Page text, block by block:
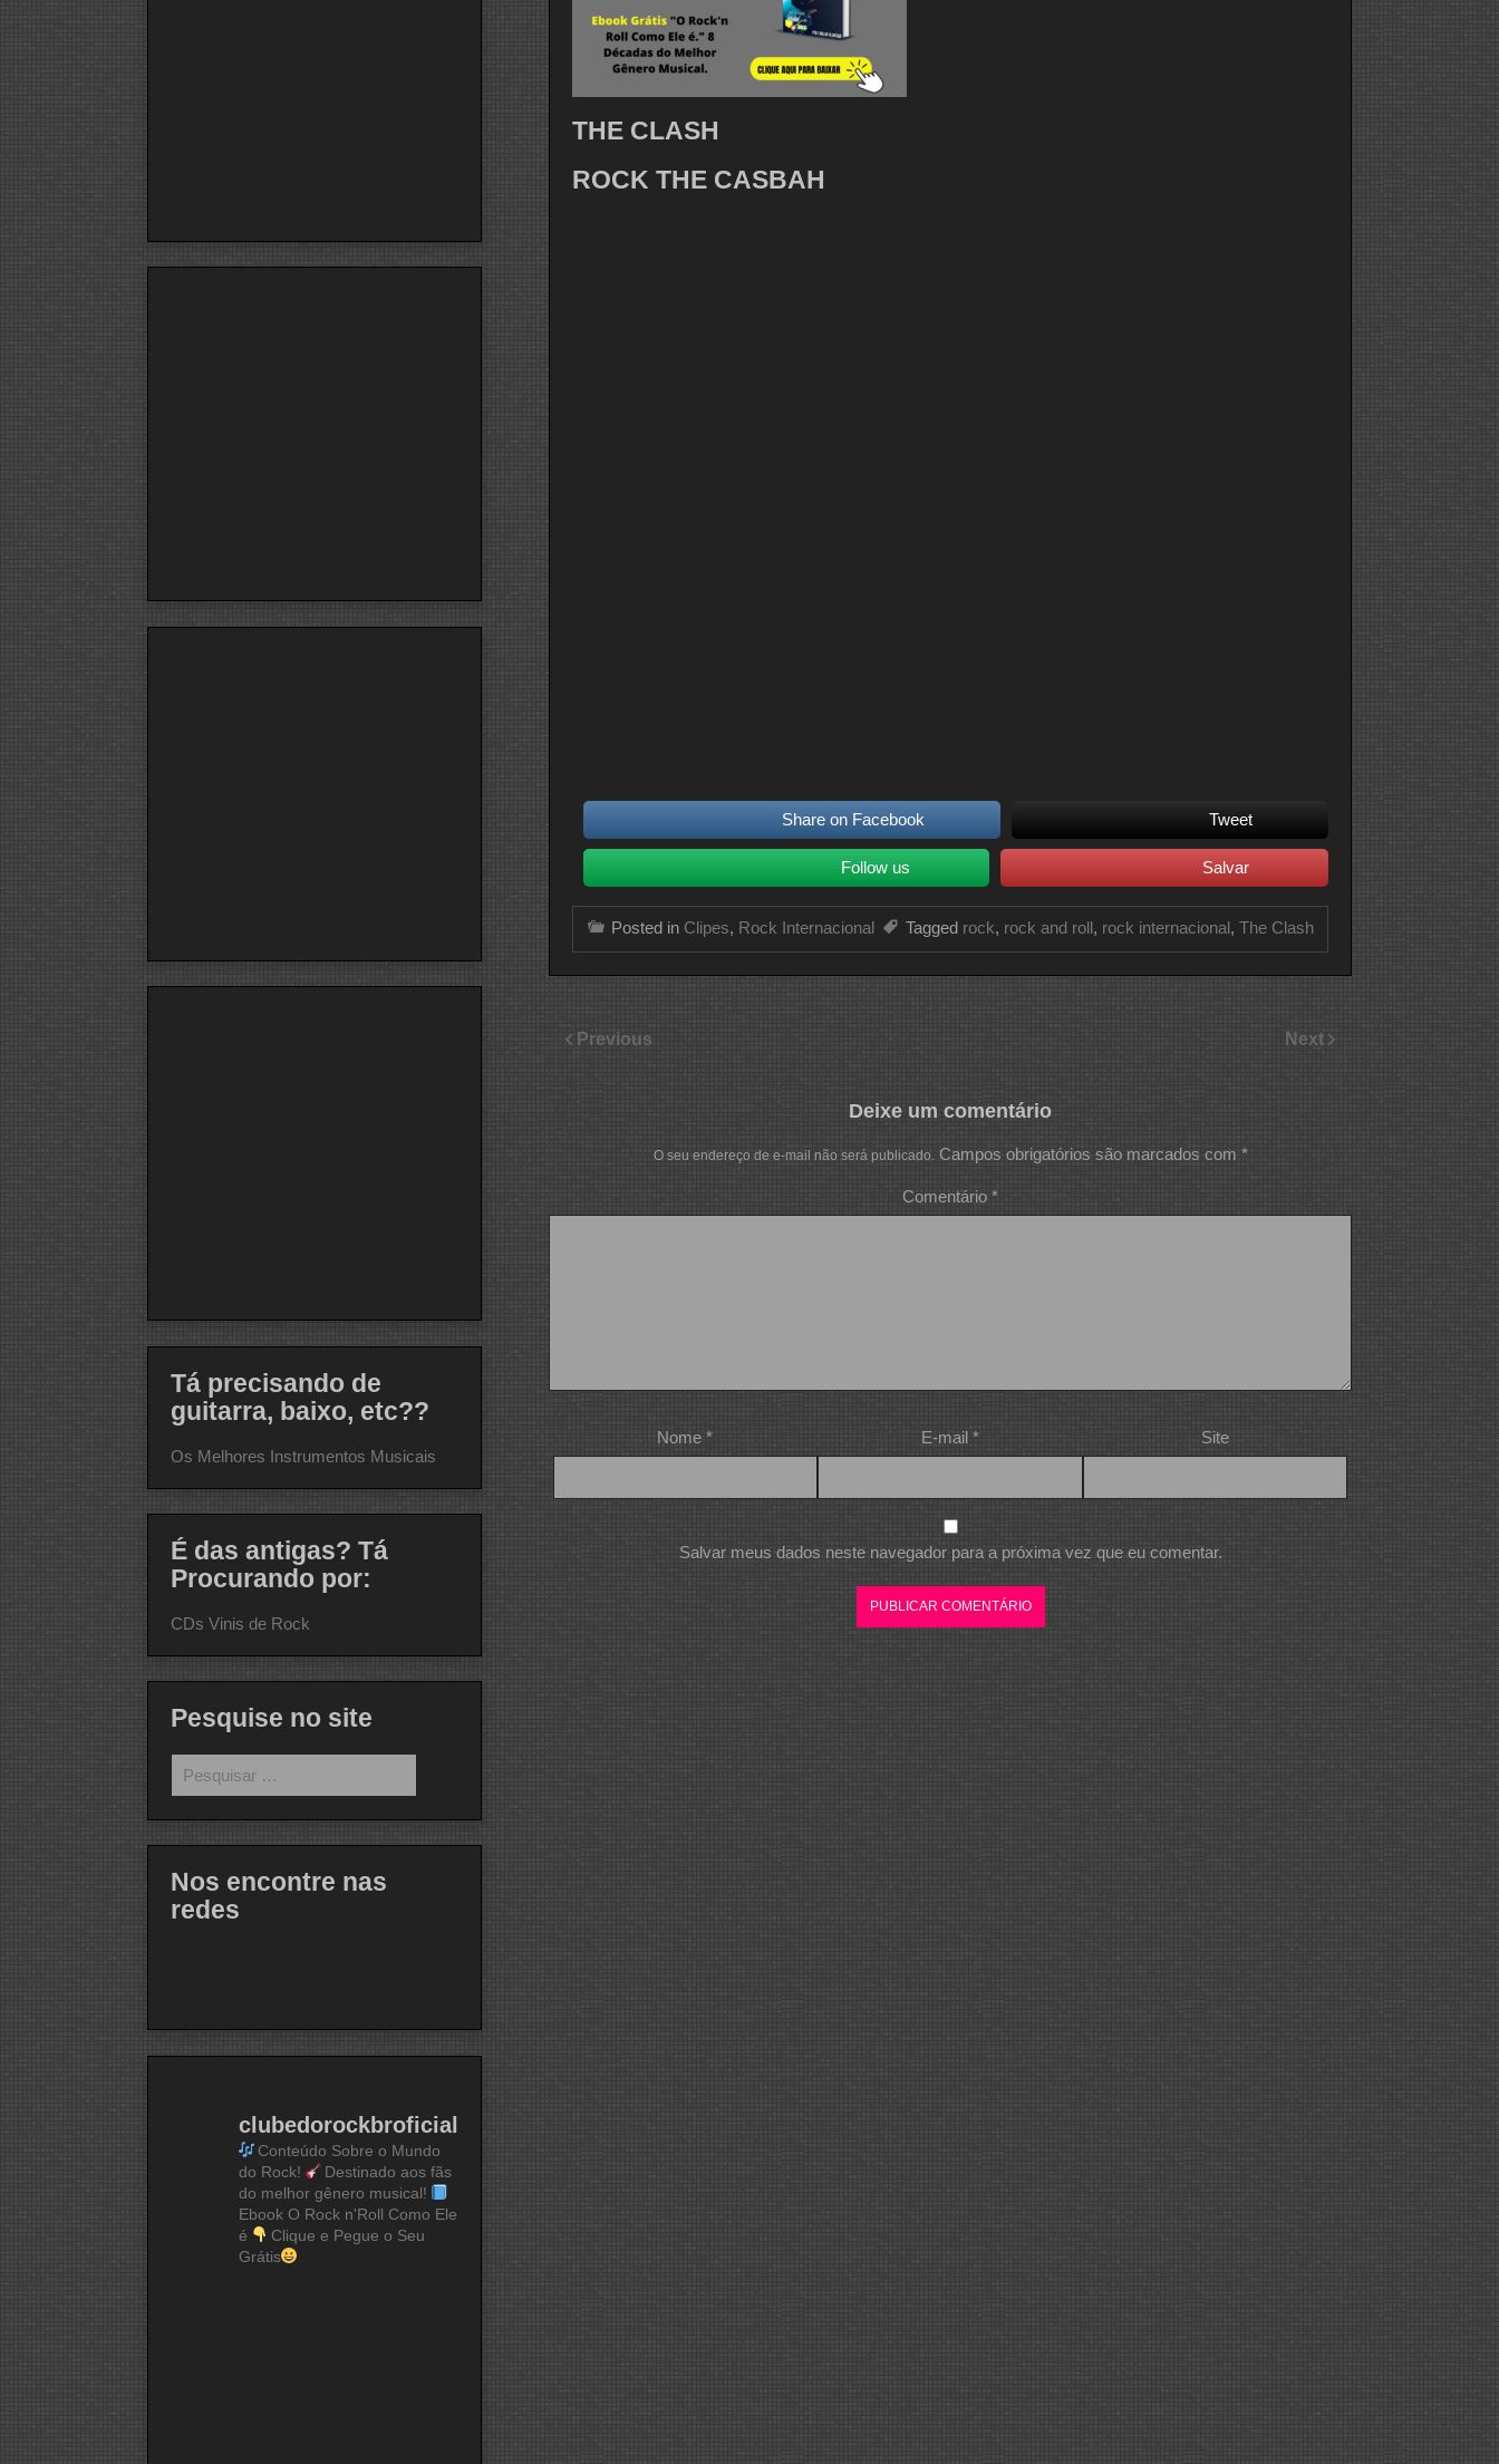
THE CLASH
ROCK THE CASBAH
Share on Facebook Tweet
Follow us Salvar
Posted in Clipes, Rock Internacional Tagged rock, rock and roll, rock internacional, The Clash
Previous Next
Deixe um comentário
O seu endereço de e-mail não será publicado. Campos obrigatórios são marcados com *
Comentário *
Nome* E-mail * Site
Salvar meus dados neste navegador para a próxima vez que eu comentar.
Tá precisando de
guitarra, baixo, etc??
Os Melhores Instrumentos Musicais
É das antigas? Tá
Procurando por:
CDs Vinis de Rock
Pesquise no site
por:
Nos encontre nas
redes
clubedorockbroficial
Conteúdo Sobre o Mundo
do Rock!
Destinado aos fãs
do melhor gênero musical!
Ebook O Rock n'Roll Como Ele
é
Clique e Pegue o Seu
Grátis